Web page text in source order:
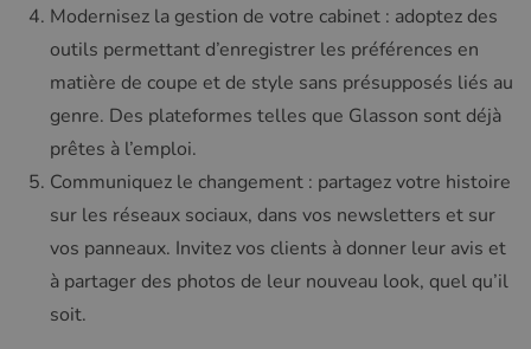
Modernisez la gestion de votre cabinet : adoptez des
outils permettant d’enregistrer les préférences en
matière de coupe et de style sans présupposés liés au
genre. Des plateformes telles que Glasson sont déjà
prêtes à l’emploi.
Communiquez le changement : partagez votre histoire
sur les réseaux sociaux, dans vos newsletters et sur
vos panneaux. Invitez vos clients à donner leur avis et
à partager des photos de leur nouveau look, quel qu’il
soit.